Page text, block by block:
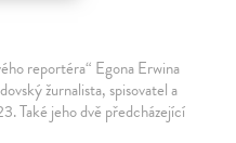
reportéra“ Egona Erwina
žurnalista, spisovatel a
Také jeho dvě předcházející